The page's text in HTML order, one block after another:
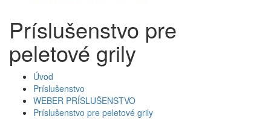
Príslušenstvo pre
peletové grily
Úvod
Príslušenstvo
WEBER PRÍSLUŠENSTVO
Príslušenstvo pre peletové grily